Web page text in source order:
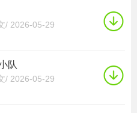
/ 2026-05-29
队
/ 2026-05-29